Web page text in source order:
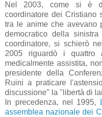
Nel 2003, come si è
coordinatore dei Cristiano
tra le anime che avevano
democratico della
coordinatore, si schierò
2005 riguardò i quattro
medicalmente assistita,
presidente della
Ruini a praticare
discussione" la "libertà di
In precedenza, nel 1995,
assemblea nazionale dei